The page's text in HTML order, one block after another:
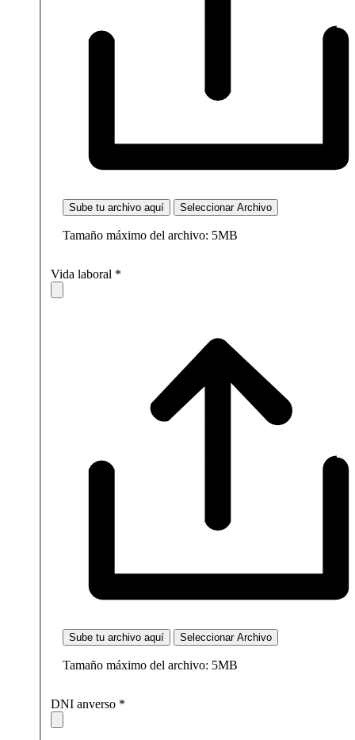
Sube tu archivo aquí Seleccionar Archivo
Tamaño máximo del archivo: 5MB
Vida laboral *
Sube tu archivo aquí Seleccionar Archivo
Tamaño máximo del archivo: 5MB
DNI anverso *